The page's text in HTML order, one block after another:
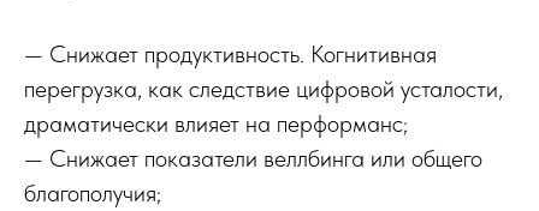
— Cнижает продуктивность. Когнитивная
перегрузка, как следствие цифровой усталости,
драматически влияет на перформанс;
— Снижает показатели веллбинга или общего
благополучия;